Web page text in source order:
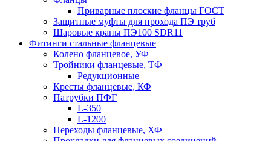
Приварные плоские фланцы ГОСТ
Защитные муфты для прохода ПЭ труб
Шаровые краны ПЭ100 SDR11
Фитинги стальные фланцевые
Колено фланцевое, УФ
Тройники фланцевые, ТФ
Редукционные
Кресты фланцевые, КФ
Патрубки ПФГ
L-350
L-1200
Переходы фланцевые, ХФ